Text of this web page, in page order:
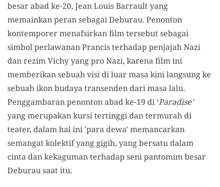
besar abad ke-20, Jean Louis Barrault yang
memainkan peran sebagai Deburau. Penonton
kontemporer menafsirkan film tersebut sebagai
simbol perlawanan Prancis terhadap penjajah Nazi
dan rezim Vichy yang pro Nazi, karena film ini
memberikan sebuah visi di luar masa kini langsung ke
sebuah ikon budaya transenden dari masa lalu.
Penggambaran penonton abad ke-19 di ‘Paradise’
yang merupakan kursi tertinggi dan termurah di
teater, dalam hal ini 'para dewa' memancarkan
semangat kolektif yang gigih, yang bersatu dalam
cinta dan kekaguman terhadap seni pantomim besar
Deburau saat itu.